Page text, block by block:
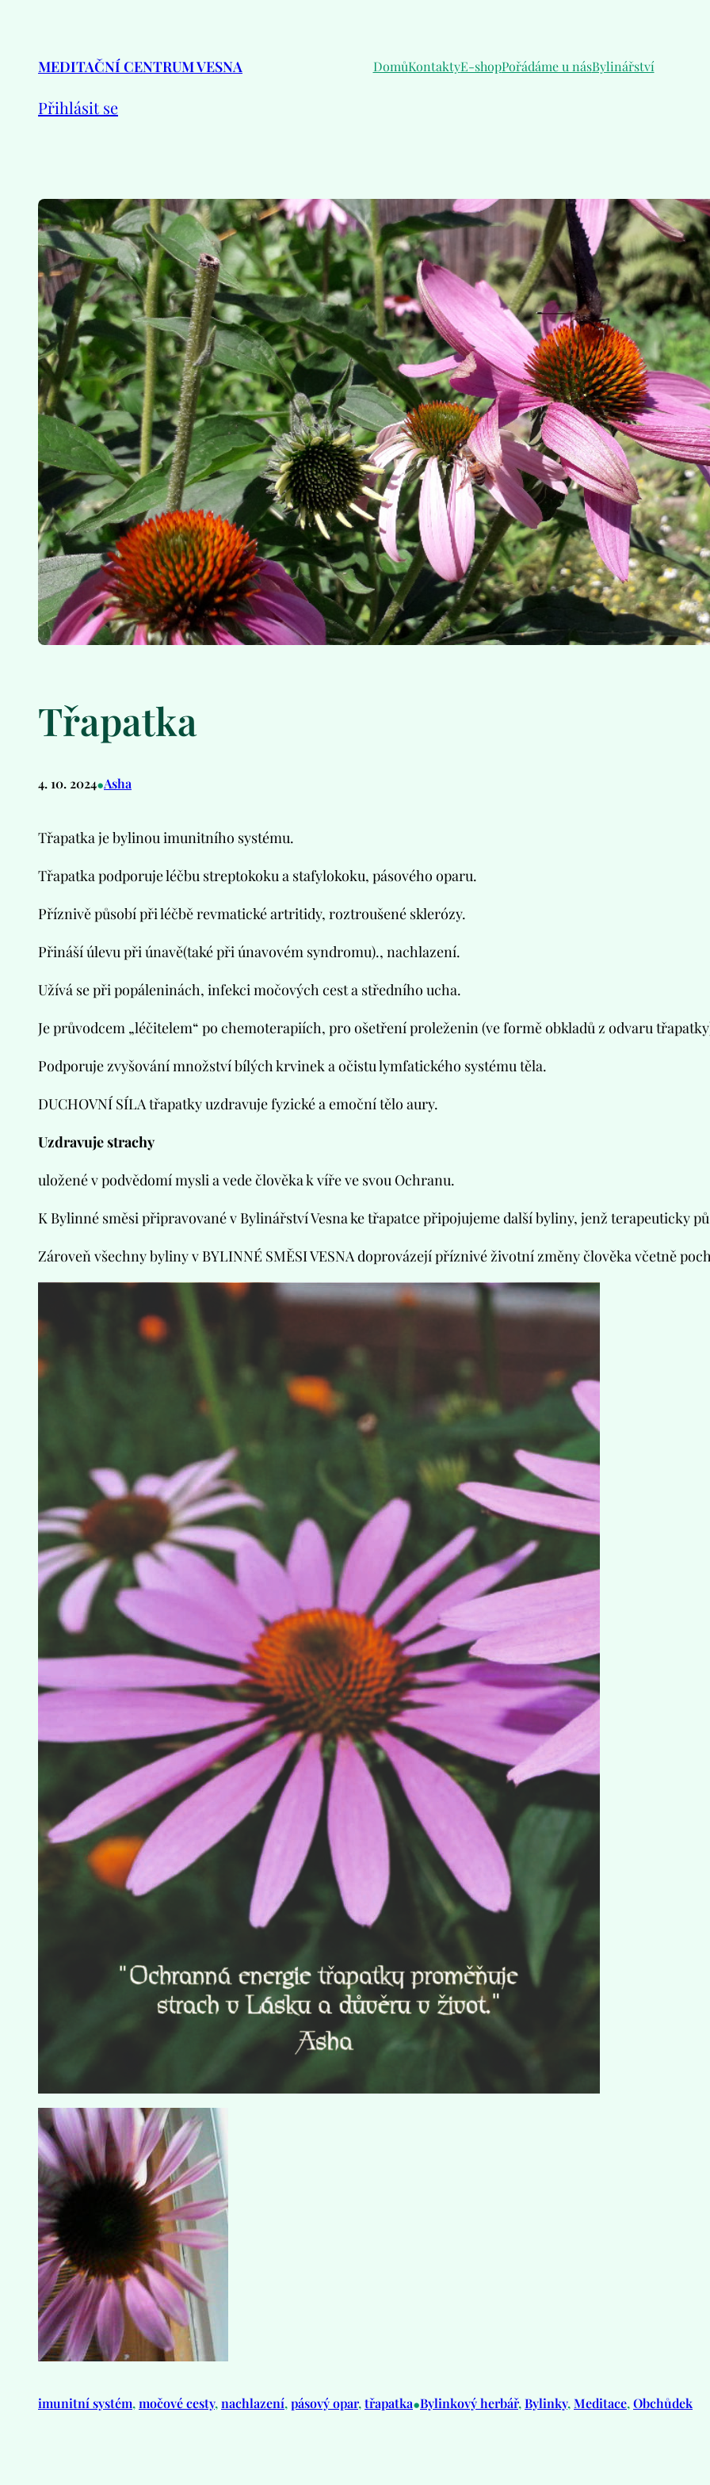
obsahMEDITAČNÍ CENTRUM VESNA DomůKontaktyE-shopPořádáme u násBylinářství
Přihlásit se
Třapatka
4. 10. 2024•Asha
Třapatka je bylinou imunitního systému.
Třapatka podporuje léčbu streptokoku a stafylokoku, pásového oparu.
Příznivě působí při léčbě revmatické artritidy, roztroušené sklerózy.
Přináší úlevu při únavě(také při únavovém syndromu)., nachlazení.
Užívá se při popáleninách, infekci močových cest a středního ucha.
Je průvodcem „léčitelem“ po chemoterapiích, pro ošetření proleženin (ve formě obkladů z odvaru
Podporuje zvyšování množství bílých krvinek a očistu lymfatického systému těla.
DUCHOVNÍ SÍLA třapatky uzdravuje fyzické a emoční tělo aury.
Uzdravuje strachy
uložené v podvědomí mysli a vede člověka k víře ve svou Ochranu.
K Bylinné směsi připravované v Bylinářství Vesna ke třapatce připojujeme další byliny, jenž terapeuticky
Zároveň všechny byliny v BYLINNÉ SMĚSI VESNA doprovázejí příznivé životní změny člověka včetně
imunitní systém, močové cesty, nachlazení, pásový opar, třapatka•Bylinkový herbář, Bylinky, Meditace, Obchůdek